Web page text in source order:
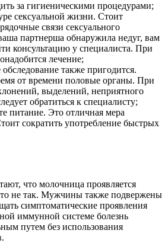
за гигиеническими процедурами;
сексуальной жизни. Стоит
связи сексуального
партнерша обнаружила недуг, вам
консультацию у специалиста. При
лечение;
также пригодится.
от времени половые органы. При
выделений, неприятного
обратиться к специалисту;
питание. Это отличная мера
сократить употребление быстрых
что молочница проявляется
не так. Мужчины также подвержены
симптоматические проявления
иммунной системе болезнь
путем без использования